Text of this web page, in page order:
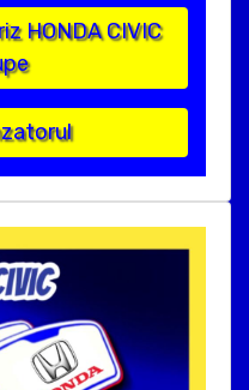
HONDA CIVIC